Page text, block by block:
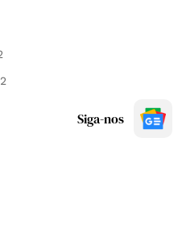
Siga-nos